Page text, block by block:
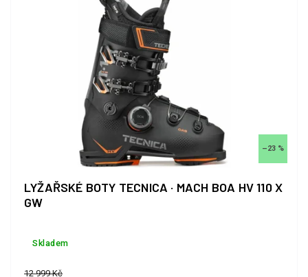
–23 %
LYŽAŘSKÉ BOTY TECNICA · MACH BOA HV 110 X
GW
Skladem
12 999 Kč